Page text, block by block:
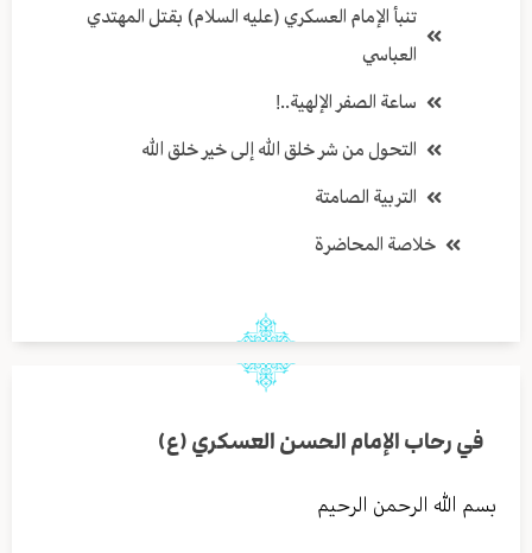
تنبأ الإمام العسكري (عليه السلام) بقتل المهتدي
العباسي
ساعة الصفر الإلهية..!
التحول من شر خلق الله إلى خير خلق الله
التربية الصامتة
خلاصة المحاضرة
في رحاب الإمام الحسن العسكري (ع)
بسم الله الرحمن الرحيم